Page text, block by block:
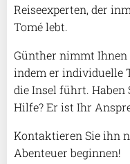
Reiseexperten, der
Tomé lebt.
Günther nimmt Ihnen
indem er individuelle
die Insel führt. Haben
Hilfe? Er ist Ihr
Kontaktieren Sie ihn
Abenteuer beginnen!